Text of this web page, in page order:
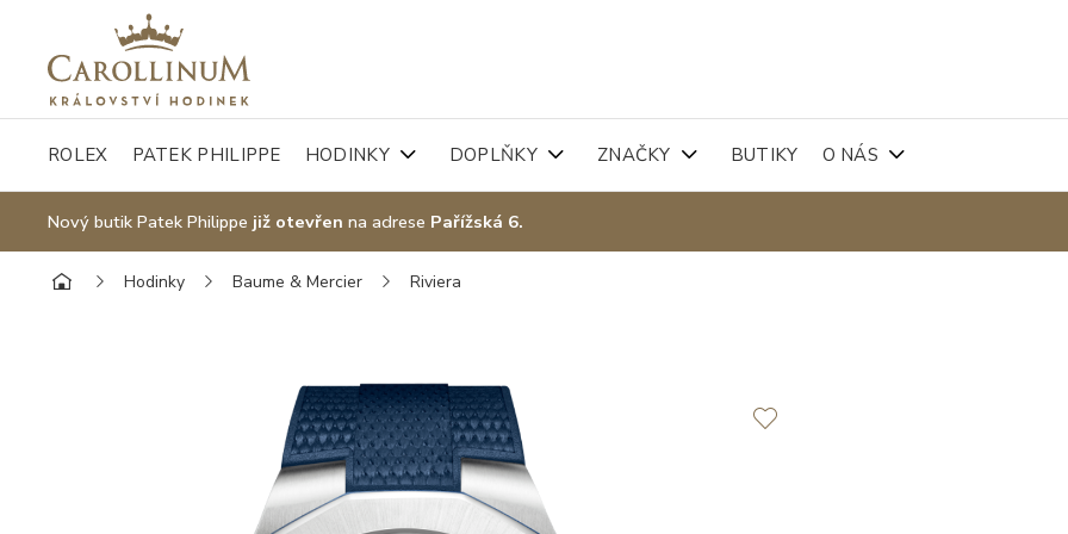
ROLEX PATEK PHILIPPE HODINKY DOPLŇKY ZNAČKY BUTIKY O NÁS
Nový butik Patek Philippe již otevřen na adrese Pařížská 6.
Hodinky Baume & Mercier Riviera